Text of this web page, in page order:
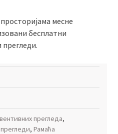
месне
бесплатни
прегледа,
, Рамаћа